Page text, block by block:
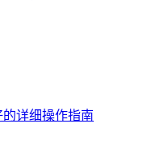
详细操作指南